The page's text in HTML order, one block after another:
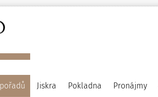
Jiskra Pokladna Pronájmy